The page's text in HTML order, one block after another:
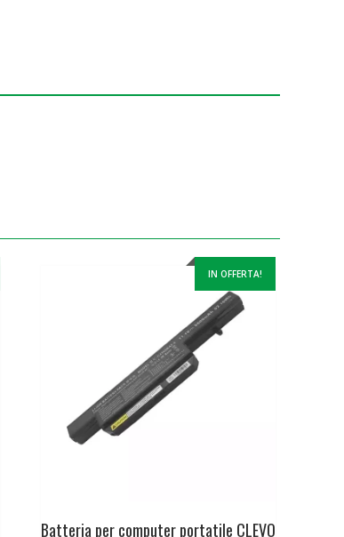
IN OFFERTA!
Batteria per computer portatile CLEVO